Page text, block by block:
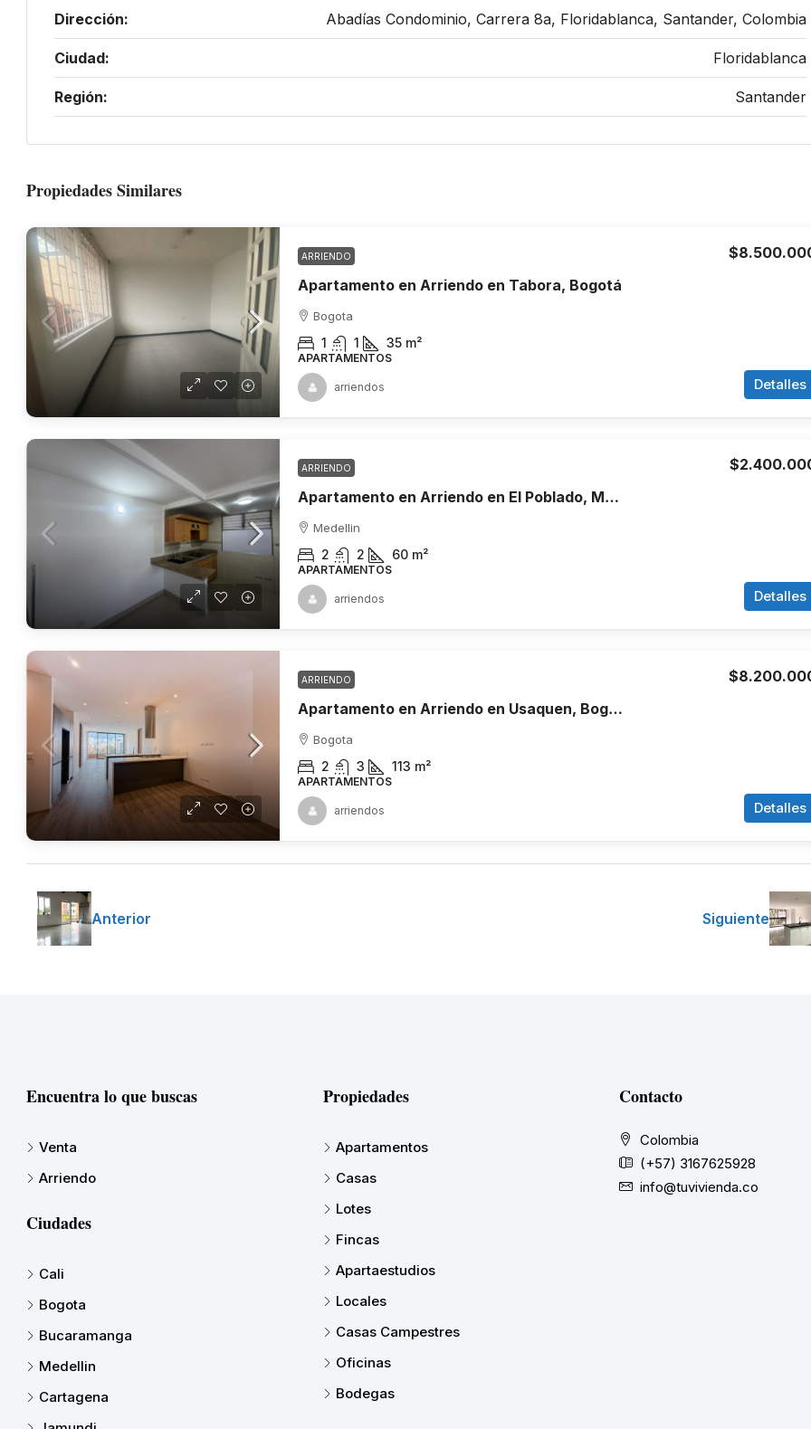
Dirección: Abadías Condominio, Carrera 8a, Floridablanca, Santander, Colombia
Ciudad: Floridablanca
Región: Santander
Propiedades Similares
ARRIENDO
Apartamento en Arriendo en Tabora, Bogotá
Bogota
1 1 35 m²
APARTAMENTOS
Detalles
arriendos
ARRIENDO
Apartamento en Arriendo en El Poblado, Medellín
Medellin
2 2 60 m²
APARTAMENTOS
Detalles
arriendos
ARRIENDO
Apartamento en Arriendo en Usaquen, Bogotá
Bogota
2 3 113 m²
APARTAMENTOS
Detalles
arriendos
Anterior Siguiente
Encuentra lo que buscas
Venta
Arriendo
Ciudades
Cali
Bogota
Bucaramanga
Medellin
Cartagena
Propiedades
Apartamentos
Casas
Lotes
Fincas
Apartaestudios
Locales
Casas Campestres
Oficinas
Bodegas
Contacto
Colombia
(+57) 3167625928
info@tuvivienda.co